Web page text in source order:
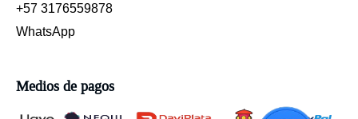
+57 3176559878
WhatsApp
Medios de pagos